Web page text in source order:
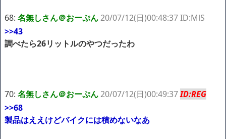
68: 名無しさん＠おーぷん20/07/12(日)00:48:37 ID:MlS
>>43
調べたら26リットルのやつだったわ
70: 名無しさん＠おーぷん20/07/12(日)00:49:37ID:REG
>>68
製品はええけどバイクには積めないなあ